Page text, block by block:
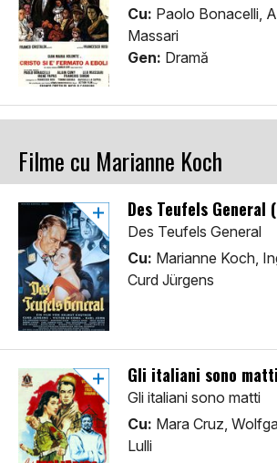
Cu: Paolo Bonacelli,
Massari
Gen: Dramă
Filme cu Marianne Koch
Des Teufels General
Des Teufels General
Cu: Marianne Koch,
Curd Jürgens
Gli italiani sono
Gli italiani sono matti
Cu: Mara Cruz,
Lulli